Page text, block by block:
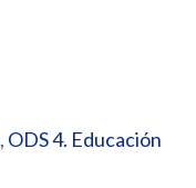
, ODS 4. Educación